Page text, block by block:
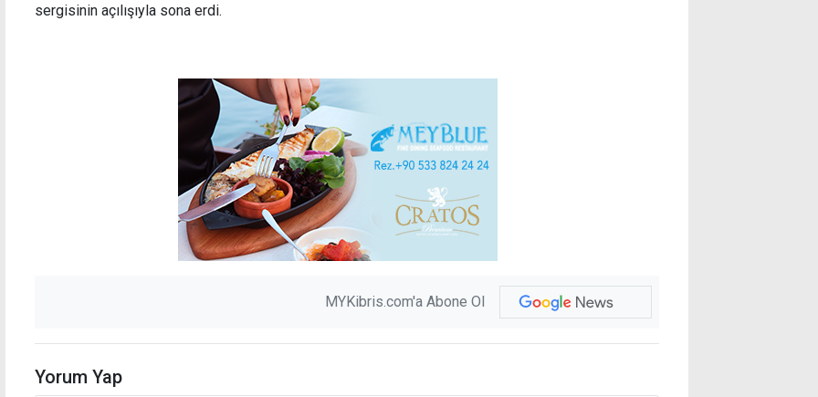
sergisinin açılışıyla sona erdi.
MYKibris.com'a Abone Ol
Yorum Yap